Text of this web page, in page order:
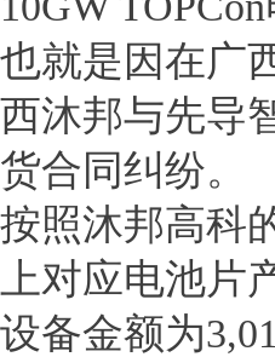
也就是因在广
西沐邦与先导
货合同纠纷。
按照沐邦高科
上对应电池
设备金额为